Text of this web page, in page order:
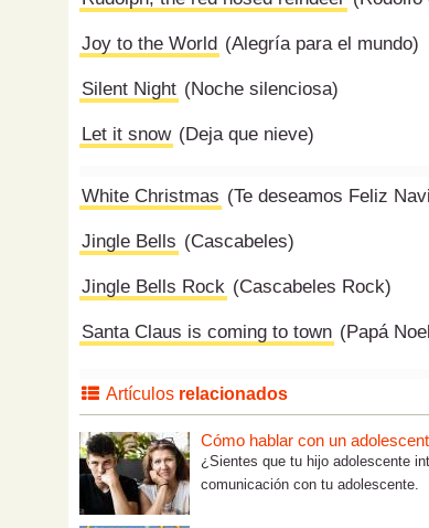
Joy to the World (Alegría para el mundo)
Silent Night (Noche silenciosa)
Let it snow (Deja que nieve)
White Christmas (Te deseamos Feliz
Jingle Bells (Cascabeles)
Jingle Bells Rock (Cascabeles Rock)
Santa Claus is coming to town (Papá
Artículos relacionados
Cómo hablar con un
¿Sientes que tu hijo adolescente
comunicación con tu adolescente.